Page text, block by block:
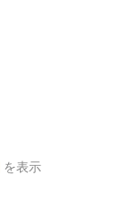
を表示